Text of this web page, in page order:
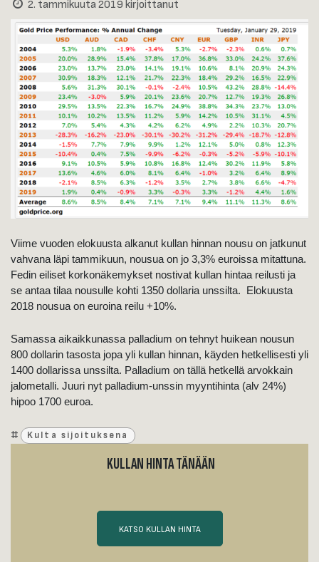
2. tammikuuta 2019 kirjoittanut
Viime vuoden elokuusta alkanut kullan hinnan nousu on jatkunut
vahvana läpi tammikuun, nousua on jo 3,3% euroissa mitattuna.
Fedin eiliset korkonäkemykset nostivat kullan hintaa reilusti ja
se antaa tilaa nousulle kohti 1350 dollaria unssilta. Elokuusta
2018 nousua on euroina reilu +10%.
Samassa aikaikkunassa palladium on tehnyt huikean nousun
800 dollarin tasosta jopa yli kullan hinnan, käyden hetkellisesti yli
1400 dollarissa unssilta. Palladium on tällä hetkellä arvokkain
jalometalli. Juuri nyt palladium-unssin myyntihinta (alv 24%)
hipoo 1700 euroa.
# Kulta sijoituksena
KULLAN HINTA TÄNÄÄN
KATSO KULLAN HINTA